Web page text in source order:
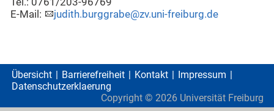
Tel.: 0761/203-96769
E-Mail:
judith.burggrabe@zv.uni-freiburg.de
Übersicht Barrierefreiheit Kontakt
Impressum
Datenschutzerklaerung
Copyright © 2026 Universität Freiburg